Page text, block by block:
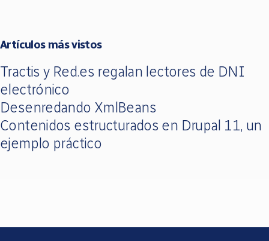
Artículos más vistos
Tractis y Red.es regalan lectores de DNI
electrónico
Desenredando XmlBeans
Contenidos estructurados en Drupal 11, un
ejemplo práctico